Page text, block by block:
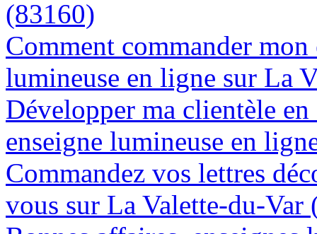
(83160)
Comment commander
lumineuse en ligne sur La
Développer ma clientèle
enseigne lumineuse en
Commandez vos lettres
vous sur La Valette-du-Var